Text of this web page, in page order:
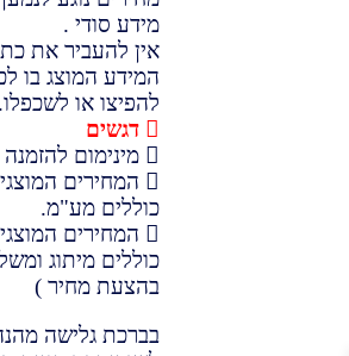
מידע סודי .
אין להעביר את
המידע המוצג בו
להפיצו או לשכפלו.
דגשים
מינימום להזמנה 2000 ₪
המחירים
כוללים מע"מ.
המחירים
כוללים מיתוג
בהצעת מחיר )
בברכת גלישה